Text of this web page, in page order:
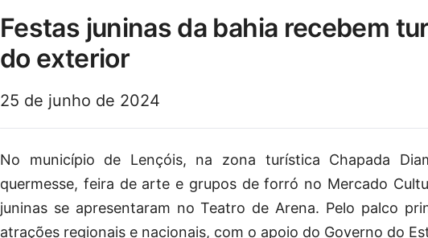
festas juninas da bahia recebem turistas do brasil e
do exterior
25 de junho de 2024
No município de Lençóis, na zona turística Chapada
quermesse, feira de arte e grupos de forró no Mercado
juninas se apresentaram no Teatro de Arena. Pelo palco
atrações regionais e nacionais, com o apoio do Governo do